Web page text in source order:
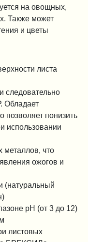
на овощных,
Также может
и цветы
листа
следовательно
Обладает
понизить
использовании
металлов, что
ожогов и
(натуральный
рН (от 3 до 12)
листовых